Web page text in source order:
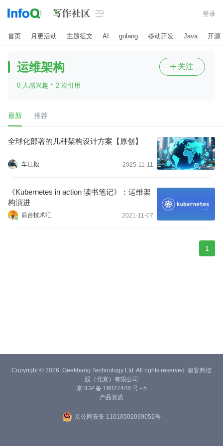
 登录
首页 月更活动 主题征文 AI golang 移动开发 Java 开源
运维架构
0 人感兴趣 · 2 次引用
 关注
最新 推荐
全球化部署的几种架构设计方案【原创】
车江毅 2025-11-11
《Kubernetes in action 读书笔记》：运维架
构演进
后台技术汇 2021-11-07
1
Copyright © 2026, Geekbang Technology Ltd. All rights reserved. 极客邦控
股（北京）有限公司
京 ICP 备 16027448 号 - 5
产品资质
京公网安备 11010502039052号